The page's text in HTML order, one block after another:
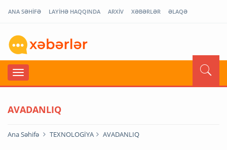
ANA SƏHİFƏ LAYİHƏ HAQQINDA ARXİV XƏBƏRLƏR ƏLAQƏ
AVADANLIQ
Ana Səhifə TEXNOLOGİYA AVADANLIQ